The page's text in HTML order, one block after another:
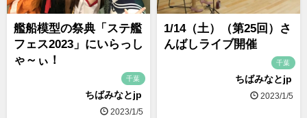
艦船模型の祭典「ステ艦
フェス2023」にいらっし
ゃ～ぃ！
千葉
ちばみなとjp
2023/1/5
1/14（土）（第25回）さ
んばしライブ開催
千葉
ちばみなとjp
2023/1/5